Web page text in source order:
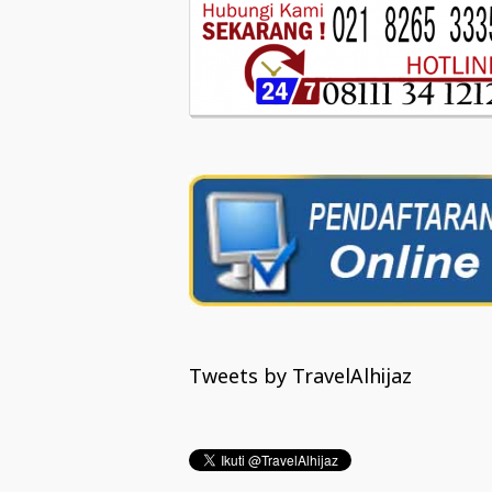
Tweets by TravelAlhijaz